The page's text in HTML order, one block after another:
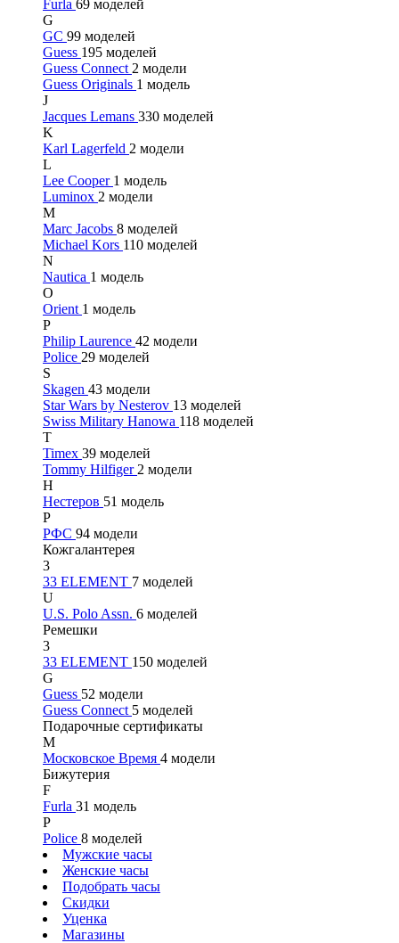
Furla 69 моделей
G
GC 99 моделей
Guess 195 моделей
Guess Connect 2 модели
Guess Originals 1 модель
J
Jacques Lemans 330 моделей
K
Karl Lagerfeld 2 модели
L
Lee Cooper 1 модель
Luminox 2 модели
M
Marc Jacobs 8 моделей
Michael Kors 110 моделей
N
Nautica 1 модель
O
Orient 1 модель
P
Philip Laurence 42 модели
Police 29 моделей
S
Skagen 43 модели
Star Wars by Nesterov 13 моделей
Swiss Military Hanowa 118 моделей
T
Timex 39 моделей
Tommy Hilfiger 2 модели
Н
Нестеров 51 модель
Р
РФС 94 модели
Кожгалантерея
3
33 ELEMENT 7 моделей
U
U.S. Polo Assn. 6 моделей
Ремешки
3
33 ELEMENT 150 моделей
G
Guess 52 модели
Guess Connect 5 моделей
Подарочные сертификаты
М
Московское Время 4 модели
Бижутерия
F
Furla 31 модель
P
Police 8 моделей
Мужские часы
Женские часы
Подобрать часы
Скидки
Уценка
Магазины